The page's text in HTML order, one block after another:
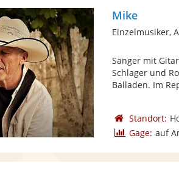
Mike
Einzelmusiker,
Sänger mit
Schlager und
Balladen. Im
Standort:
Gage: auf